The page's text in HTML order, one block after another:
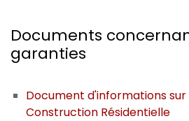
Documents
garanties
Document d'informations
Construction Résidentielle